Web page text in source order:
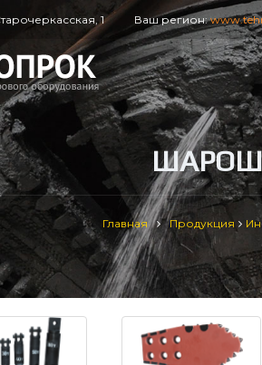
1 Ваш регион:
Главная Продукция